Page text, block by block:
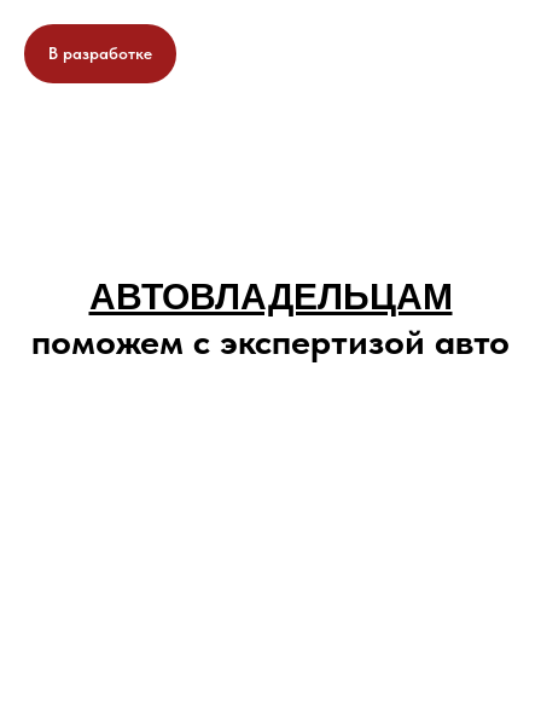
В разработке
АВТОВЛАДЕЛЬЦАМ
поможем с экспертизой авто